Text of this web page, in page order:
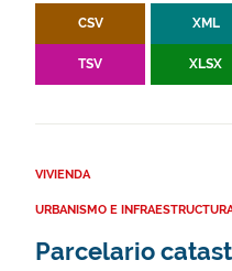
CSV XML
TSV XLSX
VIVIENDA
URBANISMO E
Parcelario